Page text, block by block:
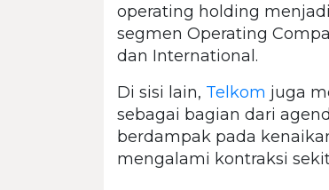
operating holding
segmen Operating
dan International.
Di sisi lain, Telkom juga
sebagai bagian dari
berdampak pada
mengalami kontraksi